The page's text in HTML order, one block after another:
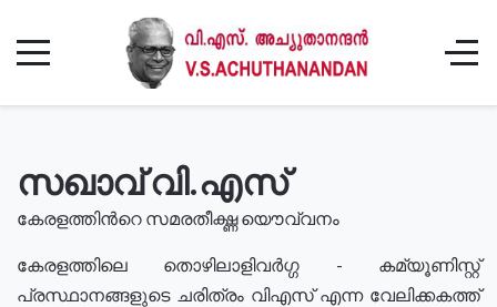
സഖാവ് വി.എസ്
കേരളത്തിൻറെ സമരതീക്ഷ്ണ യൌവ്വനം
കേരളത്തിലെ തൊഴിലാളിവർഗ്ഗ - കമ്യൂണിസ്റ്റ്
പ്രസ്ഥാനങ്ങളുടെ ചരിത്രം വിഎസ് എന്ന വേലിക്കകത്ത്